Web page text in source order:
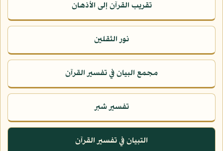
تقريب القرآن إلى الأذهان
نور الثقلين
مجمع البيان في تفسير القرآن
تفسير شبر
التبيان في تفسير القرآن